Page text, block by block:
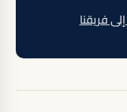
فريقنا